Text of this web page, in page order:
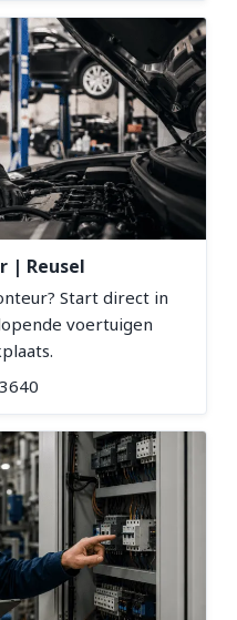
| Reusel
Start direct in
voertuigen